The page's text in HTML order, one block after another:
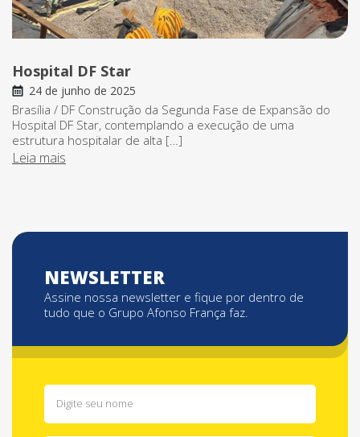
Hospital DF Star
24 de junho de 2025
Brasília / DF Construção da Segunda Fase de Expansão do
Hospital DF Star, contemplando a execução de uma
estrutura hospitalar de alta […]
Leia mais
NEWSLETTER
Assine nossa newsletter e fique por dentro de
tudo que o Grupo Afonso França faz.